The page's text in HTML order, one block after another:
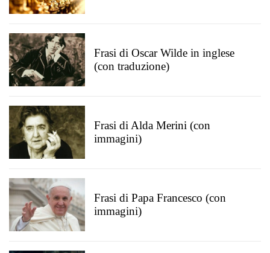
Frasi di Oscar Wilde in inglese
(con traduzione)
Frasi di Alda Merini (con
immagini)
Frasi di Papa Francesco (con
immagini)